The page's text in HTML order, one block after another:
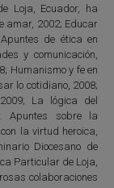
Loja, Ecuador, ha
amar, 2002; Educar
de ética en
y comunicación,
Humanismo y fe en
lo cotidiano, 2008;
La lógica del
Apuntes sobre la
la virtud heroica,
Diocesano de
Particular de Loja,
colaboraciones